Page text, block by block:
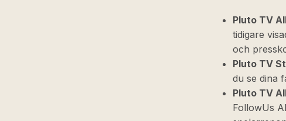
Pluto TV
tidigare
och
Pluto TV
du se dina
Pluto TV
FollowUs